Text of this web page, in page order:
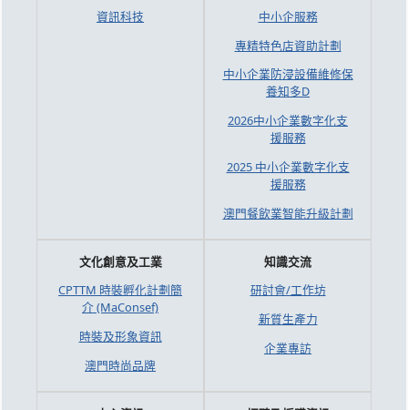
資訊科技
中小企服務
專精特色店資助計劃
中小企業防浸設備維修保
養知多D
2026中小企業數字化支
援服務
2025 中小企業數字化支
援服務
澳門餐飲業智能升級計劃
文化創意及工業
CPTTM 時裝孵化計劃簡
介 (MaConsef)
時裝及形象資訊
澳門時尚品牌
知識交流
研討會/工作坊
新質生產力
企業專訪